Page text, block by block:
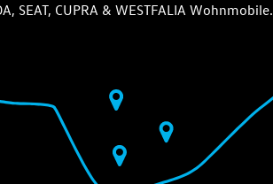
SEAT, CUPRA & WESTFALIA Wohnmobile.